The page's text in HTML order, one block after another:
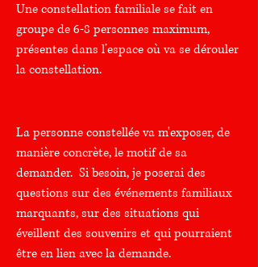
Une constellationfamilialese fait en
groupe de 6-8 personnes maximum,
présentes dans l’espace où va se dérouler
la constellation.
La personne constellée va m'exposer, de
manière concrète, le motif de sa
demander. Si besoin, je poserai des
questions sur des événements familiaux
marquants, sur des situations qui
éveillent des souvenirs et qui pourraient
être en lien avec la demande.